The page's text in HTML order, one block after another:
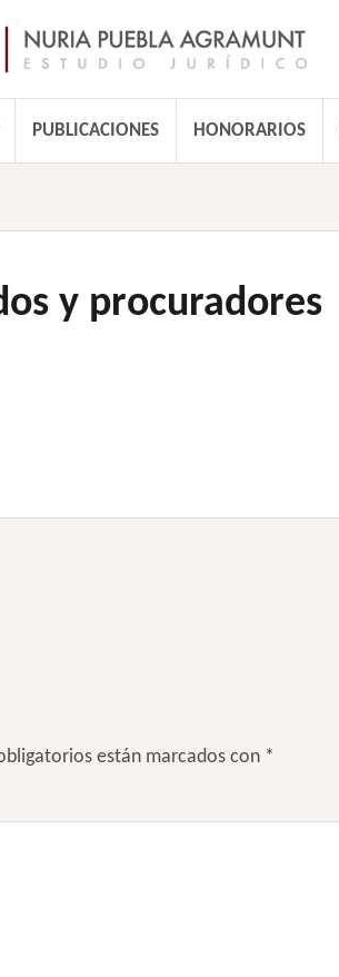
PUBLICACIONES HONORARIOS
y procuradores
están marcados con *